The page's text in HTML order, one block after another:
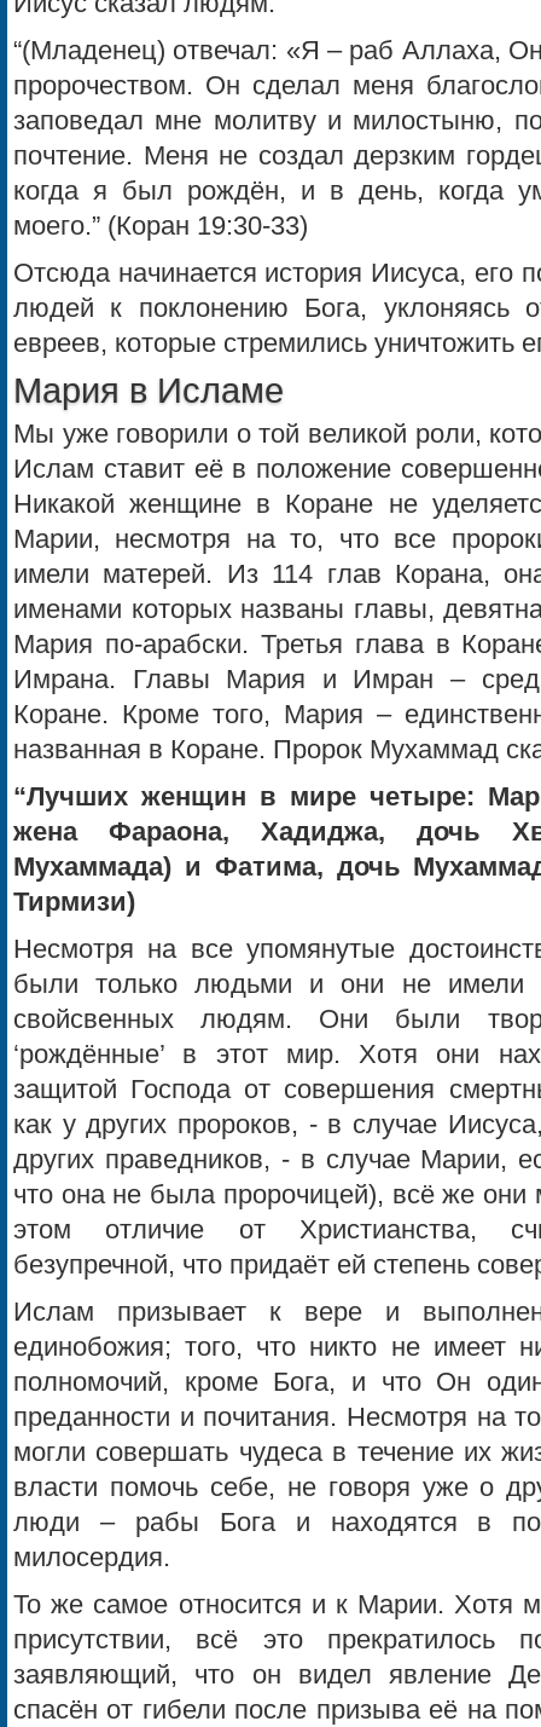
“(Младенец) отвечал: «Я – раб Аллаха,
пророчеством. Он сделал меня
заповедал мне молитву и милостыню,
почтение. Меня не создал дерзким
когда я был рождён, и в день, когда
моего.” (Коран 19:30-33)
Отсюда начинается история Иисуса, его
людей к поклонению Бога, уклоняясь
евреев, которые стремились уничтожить
Мария в Исламе
Мы уже говорили о той великой роли,
Ислам ставит её в положение
Никакой женщине в Коране не
Марии, несмотря на то, что все
имели матерей. Из 114 глав Корана,
именами которых названы главы,
Мария по-арабски. Третья глава в
Имрана. Главы Мария и Имран –
Коране. Кроме того, Мария –
названная в Коране. Пророк Мухаммад
“Лучших женщин в мире четыре:
жена Фараона, Хадиджа, дочь
Мухаммада) и Фатима, дочь
Тирмизи)
Несмотря на все упомянутые
были только людьми и они не имели
свойсвенных людям. Они были
‘рождённые’ в этот мир. Хотя они
защитой Господа от совершения
как у других пророков, - в случае
других праведников, - в случае Марии,
что она не была пророчицей), всё же
этом отличие от Христианства,
безупречной, что придаёт ей степень
Ислам призывает к вере и
единобожия; того, что никто не имеет
полномочий, кроме Бога, и что Он
преданности и почитания. Несмотря на
могли совершать чудеса в течение их
власти помочь себе, не говоря уже о
люди – рабы Бога и находятся в
милосердия.
То же самое относится и к Марии. Хотя
присутствии, всё это прекратилось
заявляющий, что он видел явление
спасён от гибели после призыва её на